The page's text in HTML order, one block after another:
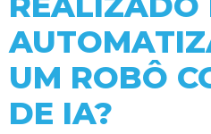
UM ROBÔ
DE IA?